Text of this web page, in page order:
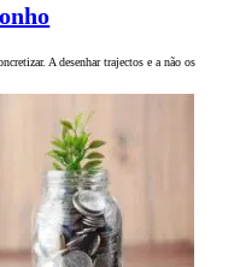
A desenhar trajectos e a não os